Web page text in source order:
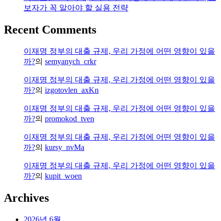
권
청
할
한
보자가 꼭 알아야 할 실용 전략
Recent Comments
이재명 정부의 대출 규제, 우리 가정에 어떤 영향이 있을
까?의 semyanych_crkr
이재명 정부의 대출 규제, 우리 가정에 어떤 영향이 있을
까?의 izgotovlen_axKn
이재명 정부의 대출 규제, 우리 가정에 어떤 영향이 있을
까?의 promokod_tven
이재명 정부의 대출 규제, 우리 가정에 어떤 영향이 있을
까?의 kursy_nvMa
이재명 정부의 대출 규제, 우리 가정에 어떤 영향이 있을
까?의 kupit_woen
Archives
2026년 6월